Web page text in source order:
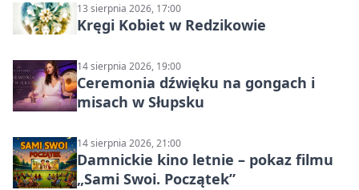
13 sierpnia 2026, 17:00
Kręgi Kobiet w Redzikowie
14 sierpnia 2026, 19:00
Ceremonia dźwięku na gongach i
misach w Słupsku
14 sierpnia 2026, 21:00
Damnickie kino letnie – pokaz filmu
„Sami Swoi. Początek”